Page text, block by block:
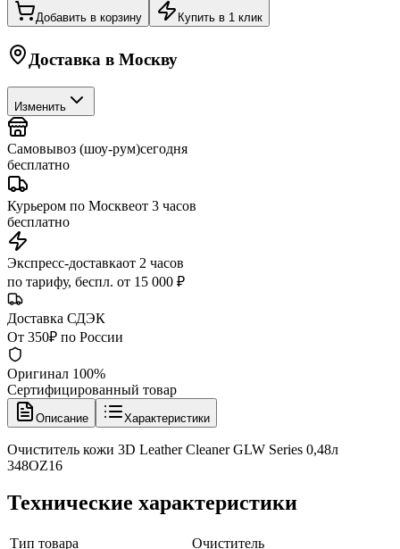
Добавить в корзину Купить в 1 клик
Доставка в Москву
Изменить
Самовывоз (шоу-рум)сегодня
бесплатно
Курьером по Москвеот 3 часов
бесплатно
Экспресс-доставкаот 2 часов
по тарифу, беспл. от 15 000 ₽
Доставка СДЭК
От 350₽ по России
Оригинал 100%
Сертифицированный товар
Описание Характеристики
Очиститель кожи 3D Leather Cleaner GLW Series 0,48л
348OZ16
Технические характеристики
Тип товара
Очиститель